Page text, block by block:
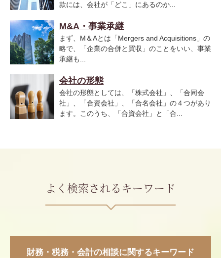
款には、会社が「どこ」にあるのか...
M&A・事業承継
まず、M＆Aとは「Mergers and Acquisitions」の
略で、「企業の合併と買収」のことをいい、事業
承継も...
会社の形態
会社の形態としては、「株式会社」、「合同会
社」、「合資会社」、「合名会社」の４つがあり
ます。このうち、「合資会社」と「合...
よく検索されるキーワード
財務・税務・会計の相談に関するキーワード